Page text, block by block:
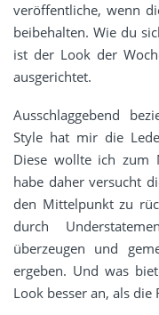
veröffentliche, wenn
beibehalten. Wie du
ist der Look der
ausgerichtet.
Ausschlaggebend
Style hat mir die
Diese wollte ich zum
habe daher versucht
den Mittelpunkt zu
durch
überzeugen und
ergeben. Und was
Look besser an, als die